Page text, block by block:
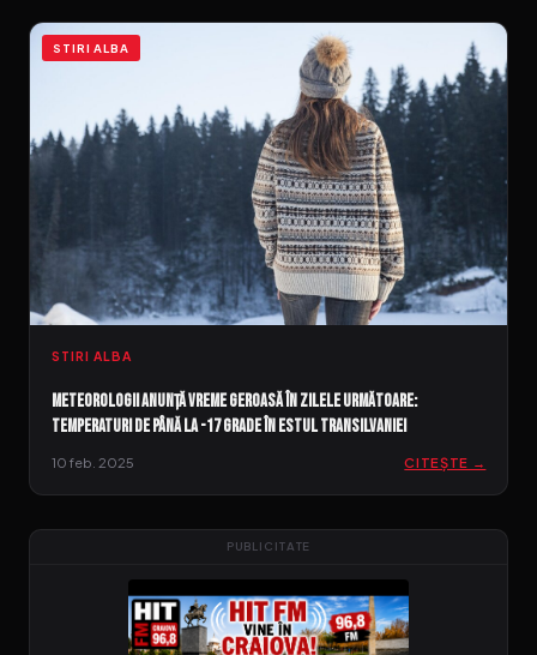
STIRI ALBA
STIRI ALBA
Meteorologii anunță vreme geroasă în zilele următoare:
temperaturi de până la -17 grade în estul Transilvaniei
10 feb. 2025 CITEȘTE →
PUBLICITATE